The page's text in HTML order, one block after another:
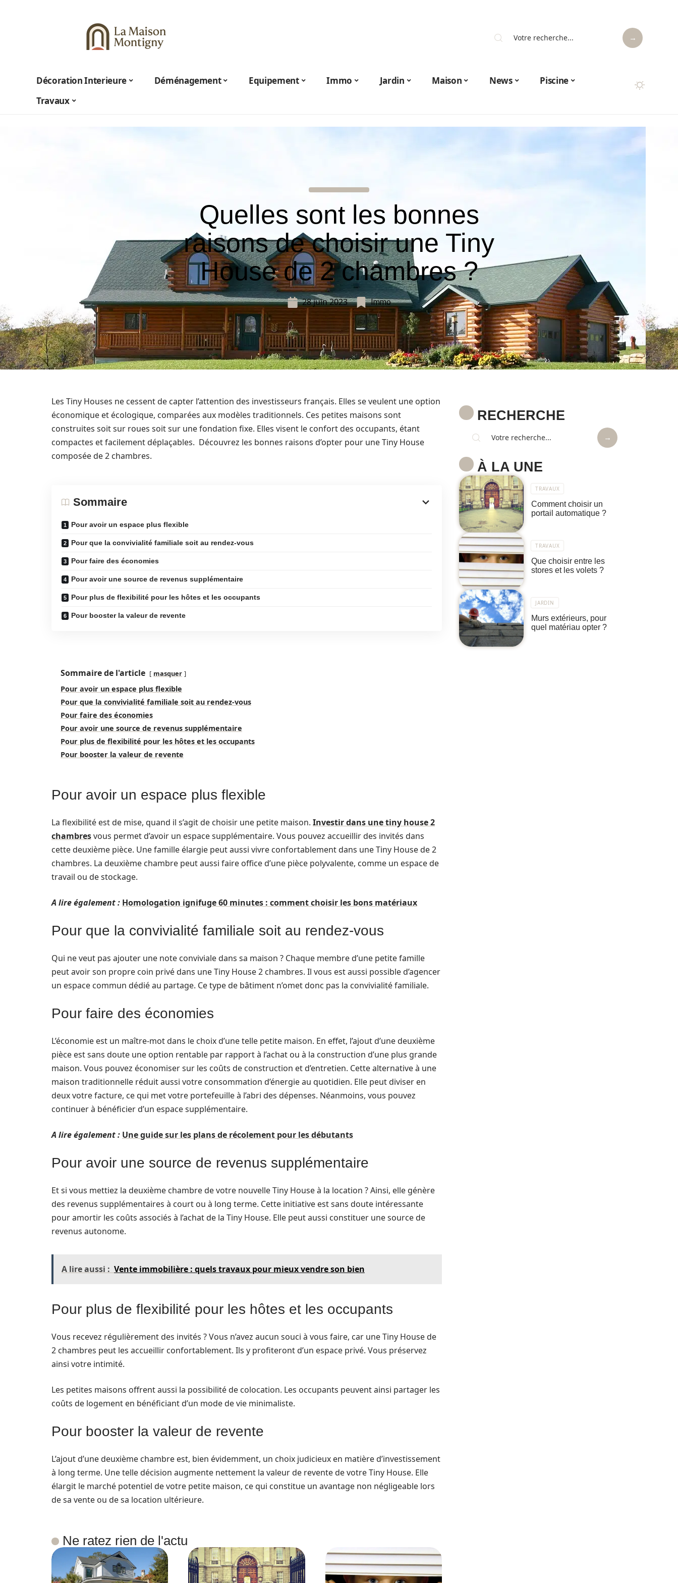
Décoration Interieure Déménagement Equipement Immo Jardin Maison News
Piscine
Travaux
Quelles sont les bonnes
raisons de choisir une Tiny
House de 2 chambres ?
28 juin 2023 Immo
Les Tiny Houses ne cessent de capter l’attention des investisseurs français. Elles se veulent une option
économique et écologique, comparées aux modèles traditionnels. Ces petites maisons sont
construites soit sur roues soit sur une fondation fixe. Elles visent le confort des occupants, étant
compactes et facilement déplaçables. Découvrez les bonnes raisons d’opter pour une Tiny House
composée de 2 chambres.
Sommaire
Pour avoir un espace plus flexible
Pour que la convivialité familiale soit au rendez-vous
Pour faire des économies
Pour avoir une source de revenus supplémentaire
Pour plus de flexibilité pour les hôtes et les occupants
Pour booster la valeur de revente
Sommaire de l'article masquer
Pour avoir un espace plus flexible
Pour que la convivialité familiale soit au rendez-vous
Pour faire des économies
Pour avoir une source de revenus supplémentaire
Pour plus de flexibilité pour les hôtes et les occupants
Pour booster la valeur de revente
Pour avoir un espace plus flexible
La flexibilité est de mise, quand il s’agit de choisir une petite maison. Investir dans une tiny house 2
chambresvous permet d’avoir un espace supplémentaire. Vous pouvez accueillir des invités dans
cette deuxième pièce. Une famille élargie peut aussi vivre confortablement dans une Tiny House de 2
chambres. La deuxième chambre peut aussi faire office d’une pièce polyvalente, comme un espace de
travail ou de stockage.
A lire également : Homologation ignifuge 60 minutes : comment choisir les bons matériaux
Pour que la convivialité familiale soit au rendez-vous
Qui ne veut pas ajouter une note conviviale dans sa maison ? Chaque membre d’une petite famille
peut avoir son propre coin privé dans une Tiny House 2 chambres. Il vous est aussi possible d’agencer
un espace commun dédié au partage. Ce type de bâtiment n’omet donc pas la convivialité familiale.
Pour faire des économies
L’économie est un maître-mot dans le choix d’une telle petite maison. En effet, l’ajout d’une deuxième
pièce est sans doute une option rentable par rapport à l’achat ou à la construction d’une plus grande
maison. Vous pouvez économiser sur les coûts de construction et d’entretien. Cette alternative à une
maison traditionnelle réduit aussi votre consommation d’énergie au quotidien. Elle peut diviser en
deux votre facture, ce qui met votre portefeuille à l’abri des dépenses. Néanmoins, vous pouvez
continuer à bénéficier d’un espace supplémentaire.
A lire également : Une guide sur les plans de récolement pour les débutants
Pour avoir une source de revenus supplémentaire
Et si vous mettiez la deuxième chambre de votre nouvelle Tiny House à la location ? Ainsi, elle génère
des revenus supplémentaires à court ou à long terme. Cette initiative est sans doute intéressante
pour amortir les coûts associés à l’achat de la Tiny House. Elle peut aussi constituer une source de
revenus autonome.
A lire aussi : Vente immobilière : quels travaux pour mieux vendre son bien
Pour plus de flexibilité pour les hôtes et les occupants
Vous recevez régulièrement des invités ? Vous n’avez aucun souci à vous faire, car une Tiny House de
2 chambres peut les accueillir confortablement. Ils y profiteront d’un espace privé. Vous préservez
ainsi votre intimité.
Les petites maisons offrent aussi la possibilité de colocation. Les occupants peuvent ainsi partager les
coûts de logement en bénéficiant d’un mode de vie minimaliste.
Pour booster la valeur de revente
L’ajout d’une deuxième chambre est, bien évidemment, un choix judicieux en matière d’investissement
à long terme. Une telle décision augmente nettement la valeur de revente de votre Tiny House. Elle
élargit le marché potentiel de votre petite maison, ce qui constitue un avantage non négligeable lors
de sa vente ou de sa location ultérieure.
Ne ratez rien de l'actu
RECHERCHE
À LA UNE
TRAVAUX
Comment choisir un
portail automatique ?
TRAVAUX
Que choisir entre les
stores et les volets ?
JARDIN
Murs extérieurs, pour
quel matériau opter ?